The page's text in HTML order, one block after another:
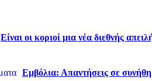
Είναι οι κοριοί μια νέα διεθνής
Εμβόλια: Απαντήσεις σε